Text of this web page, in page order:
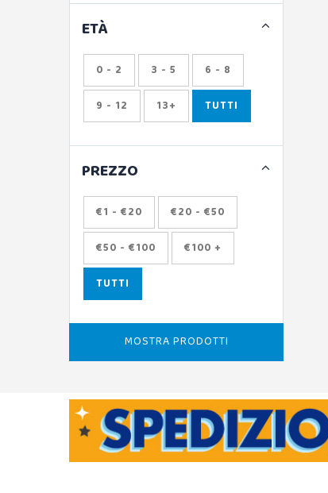
ETÀ
0 - 2 3 - 5 6 - 8
9 - 12 13+ TUTTI
PREZZO
€1 - €20 €20 - €50
€50 - €100 €100 +
TUTTI
MOSTRA PRODOTTI